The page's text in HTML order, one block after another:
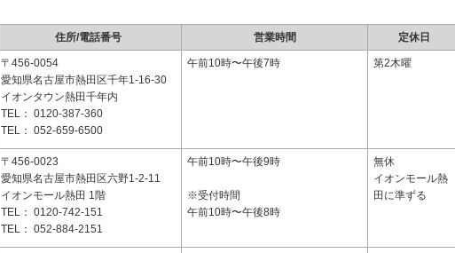
住所/電話番号 営業時間 定休日
〒456-0054
愛知県名古屋市熱田区千年1-16-30
イオンタウン熱田千年内
TEL： 0120-387-360
TEL： 052-659-6500
午前10時〜午後7時 第2木曜
〒456-0023
愛知県名古屋市熱田区六野1-2-11
イオンモール熱田 1階
TEL： 0120-742-151
TEL： 052-884-2151
午前10時〜午後9時
※受付時間
午前10時〜午後8時
無休
イオンモール熱
田に準ずる